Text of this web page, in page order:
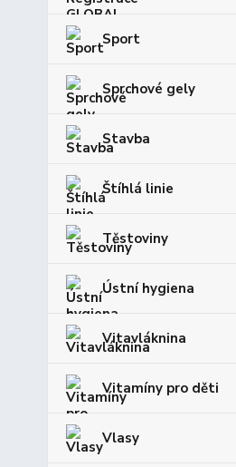
Sport
Sprchové gely
Stavba
Štíhlá linie
Těstoviny
Ústní hygiena
Vitavláknina
Vitamíny pro děti
Vlasy